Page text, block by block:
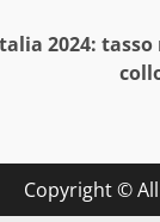
2024:
Copyright ©